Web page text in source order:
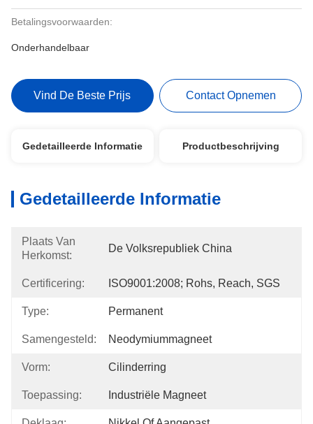
Betalingsvoorwaarden:
Onderhandelbaar
Vind De Beste Prijs Contact Opnemen
Gedetailleerde Informatie Productbeschrijving
Gedetailleerde Informatie
Plaats Van
Herkomst:
De Volksrepubliek China
Certificering: ISO9001:2008; Rohs, Reach, SGS
Type: Permanent
Samengesteld: Neodymiummagneet
Vorm: Cilinderring
Toepassing: Industriële Magneet